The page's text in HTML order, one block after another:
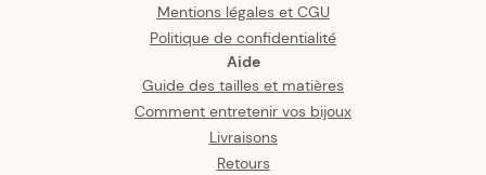
Mentions légales et CGU
Politique de confidentialité
Aide
Guide des tailles et matières
Comment entretenir vos bijoux
Livraisons
Retours